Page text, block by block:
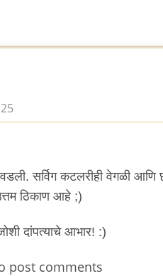
सर्विग कटलरीही वेगळी
ठिकाण आहे ;)
दांपत्याचे आभार! :)
post comments